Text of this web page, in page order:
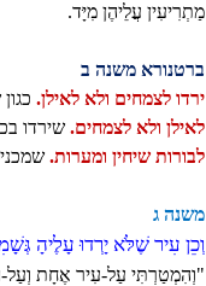
מַתְרִיעִין עֲלֵיהֶן מִיָּד.
ברטנורא משנה ב
ירדו לצמחים ולא לאילן.
לאילן ולא לצמחים. שירדו
לבורות שיחין ומערות.
משנה ג
וְכֵן עִיר שֶׁלֹּא יָרְדוּ עָלֶיהָ
"וְהִמְטַרְתִּי עַל-עִיר אֶחָת